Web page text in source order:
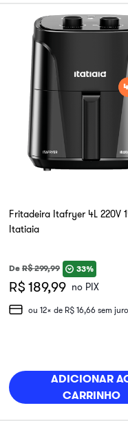
Fritadeira Itafryer 4L 220V
Itatiaia
De R$299,99 33%
R$ 189,99 no PIX
ou12x de R$ 16,66 sem
ADICIONAR
CARRINHO